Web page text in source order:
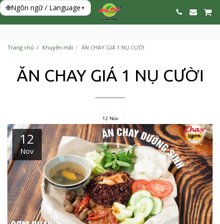
🌐Ngôn ngữ / Language▾
Trang chủ Khuyến mãi ĂN CHAY GIÁ 1 NỤ CƯỜI
ĂN CHAY GIÁ 1 NỤ CƯỜI
12 Nov
12
Nov